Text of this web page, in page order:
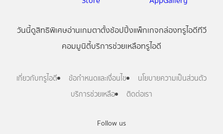
Follow us
วันนี้ดูสิทธิพิเศษอ่านเกมตาตั้งช้อปปิ้งแพ็กเกจกล่องทรูไอดีทีวี
คอมมูนิตี้บริการช่วยเหลือทรูไอดี
เกี่ยวกับทรูไอดี ข้อกำหนดและเงื่อนไข
นโยบายความเป็นส่วนตัว
บริการช่วยเหลือ
ติดต่อเรา